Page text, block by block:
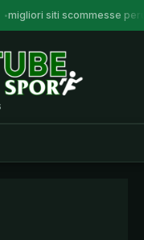
migliori siti scommesse